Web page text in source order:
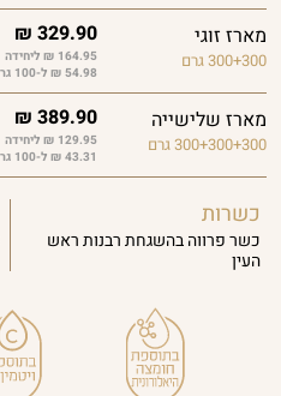
מארז זוגי
300+300 גרם
329.90
₪
164.95 ₪ ליחידה
54.98 ₪ ל-100 גרם
מארז שלישייה
300+300+300 גרם
389.90
₪
129.95 ₪ ליחידה
43.31 ₪ ל-100 גרם
כשרות
כשר פרווה בהשגחת רבנות ראש
העין